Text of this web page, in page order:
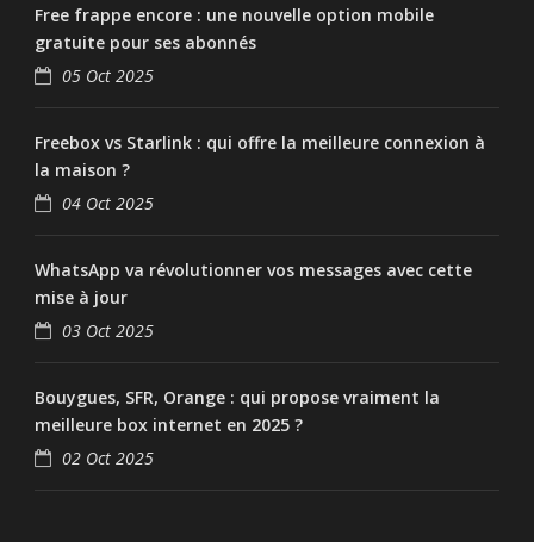
Free frappe encore : une nouvelle option mobile
gratuite pour ses abonnés
05 Oct 2025
Freebox vs Starlink : qui offre la meilleure connexion à
la maison ?
04 Oct 2025
WhatsApp va révolutionner vos messages avec cette
mise à jour
03 Oct 2025
Bouygues, SFR, Orange : qui propose vraiment la
meilleure box internet en 2025 ?
02 Oct 2025